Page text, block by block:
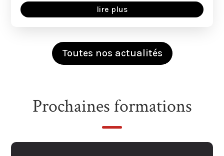
lire plus
Toutes nos actualités
Prochaines formations